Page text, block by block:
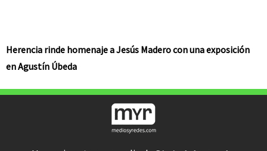
Herencia rinde homenaje a Jesús Madero con una exposición
en Agustín Úbeda